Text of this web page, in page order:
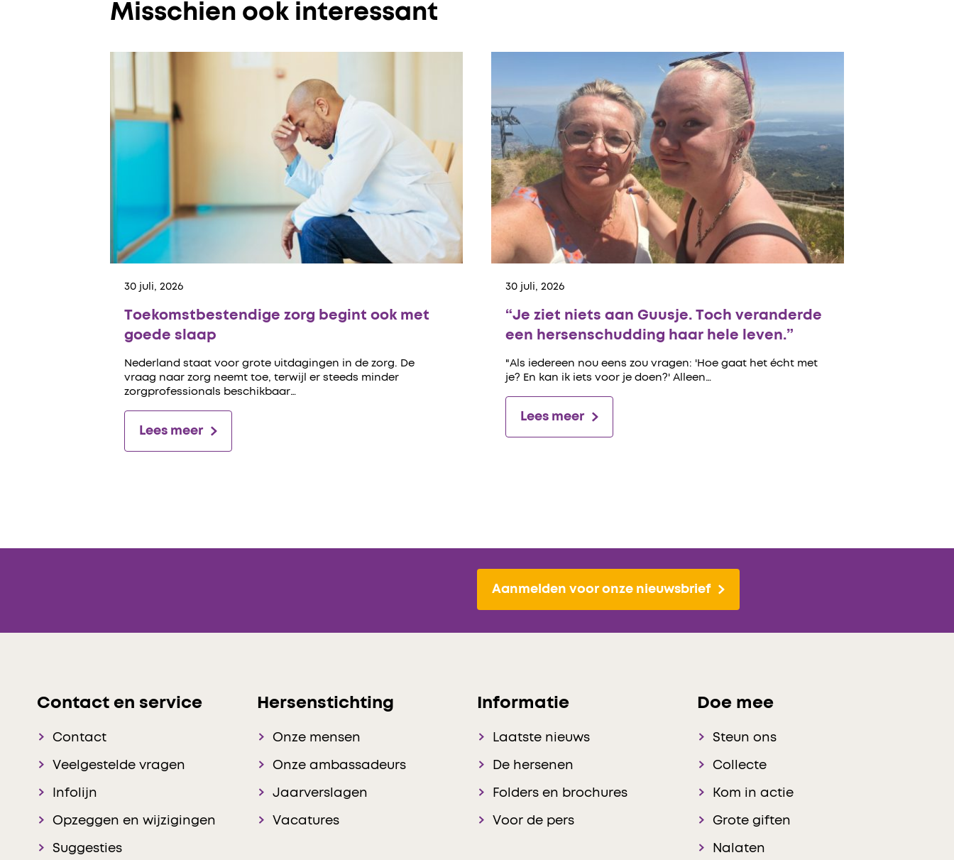
Misschien ook interessant
30 juli, 2026
Toekomstbestendige zorg begint ook met
goede slaap
Nederland staat voor grote uitdagingen in de zorg. De
vraag naar zorg neemt toe, terwijl er steeds minder
zorgprofessionals beschikbaar…
Lees meer
30 juli, 2026
“Je ziet niets aan Guusje. Toch veranderde
een hersenschudding haar hele leven.”
"Als iedereen nou eens zou vragen: 'Hoe gaat het écht met
je? En kan ik iets voor je doen?' Alleen…
Lees meer
Aanmelden voor onze nieuwsbrief
Contact en service
Contact
Veelgestelde vragen
Infolijn
Opzeggen en wijzigingen
Suggesties
Hersenstichting
Onze mensen
Onze ambassadeurs
Jaarverslagen
Vacatures
Informatie
Laatste nieuws
De hersenen
Folders en brochures
Voor de pers
Doe mee
Steun ons
Collecte
Kom in actie
Grote giften
Nalaten